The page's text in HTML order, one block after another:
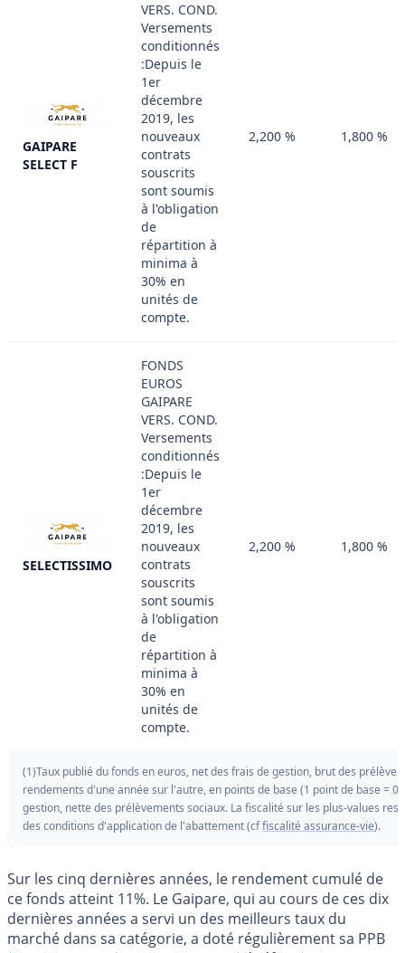
GAIPARE
SELECT F
VERS. COND.
Versements
conditionnés
:Depuis le
1er
décembre
2019, les
nouveaux
contrats
souscrits
sont soumis
à l'obligation
de
répartition à
minima à
30% en
unités de
compte.
2,200 % 1,800 %
SELECTISSIMO
FONDS
EUROS
GAIPARE
VERS. COND.
Versements
conditionnés
:Depuis le
1er
décembre
2019, les
nouveaux
contrats
souscrits
sont soumis
à l'obligation
de
répartition à
minima à
30% en
unités de
compte.
2,200 % 1,800 %
(1)Taux publié du fonds en euros, net des frais de gestion, brut des
rendements d'une année sur l'autre, en points de base (1 point de base =
gestion, nette des prélèvements sociaux. La fiscalité sur les plus-values
des conditions d'application de l'abattement (cffiscalité assurance-vie).
Sur les cinq dernières années, le rendement cumulé de
ce fonds atteint 11%. Le Gaipare, qui au cours de ces dix
dernières années a servi un des meilleurs taux du
marché dans sa catégorie, a doté régulièrement sa PPB